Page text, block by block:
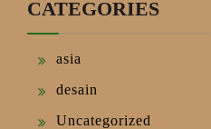
CATEGORIES
asia
desain
Uncategorized